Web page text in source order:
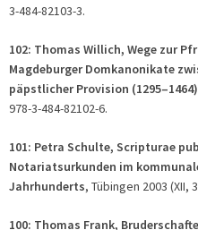
3-484-82103-3.
102: Thomas Willich, Wege zur
Magdeburger Domkanonikate
päpstlicher Provision (1295–1464)
978-3-484-82102-6.
101: Petra Schulte, Scripturae
Notariatsurkunden im
Jahrhunderts, Tübingen 2003 (XII,
100: Thomas Frank,